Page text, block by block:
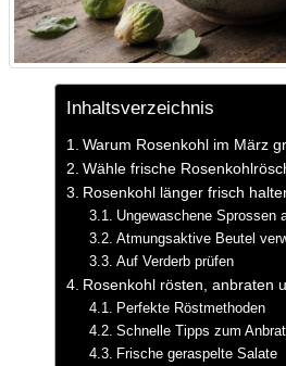
Inhaltsverzeichnis
Warum Rosenkohl im März
Wähle frische
Rosenkohl länger frisch
Ungewaschene Sprossen
Atmungsaktive Beutel
Auf Verderb prüfen
Rosenkohl rösten, anbraten
Perfekte Röstmethoden
Schnelle Tipps zum
Frische geraspelte Salate